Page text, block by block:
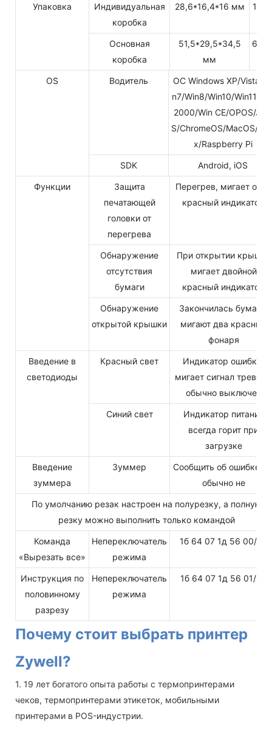
Упаковка
Индивидуальная
коробка
28,6*16,4*16 мм
Основная
коробка
51,5*29,5*34,5
мм
OS Водитель
ОС Windows XP/Vista/Wi
n7/Win8/Win10/Win11/
2000/Win CE/OPOS/JPO
S/ChromeOS/MacOS/
x/Raspberry Pi
SDK Android, iOS
Функции
Защита
печатающей
головки от
перегрева
Перегрев, мигает один
красный индикатор
Обнаружение
отсутствия
бумаги
При открытии крышки
мигает двойной
красный индикатор
Обнаружение
открытой крышки
Закончилась бумага,
мигают два красных
фонаря
Введение в
светодиоды
Красный свет
Индикатор ошибки,
мигает сигнал тревоги,
обычно выключен
Синий свет
Индикатор питания
всегда горит при
загрузке
Введение
зуммера
Зуммер
Сообщить об ошибке,
обычно не
По умолчанию резак настроен на полурезку, а полную
резку можно выполнить только командой
Команда
«Вырезать все»
Непереключатель
режима
1б 64 07 1д 56 00/48
Инструкция по
половинному
разрезу
Непереключатель
режима
1б 64 07 1д 56 01/49
Почему стоит выбрать принтер
Zywell?
1. 19 лет богатого опыта работы с термопринтерами
чеков, термопринтерами этикеток, мобильными
принтерами в POS-индустрии.